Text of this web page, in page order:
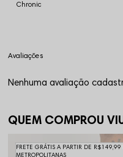
Chronic
Nenhuma avaliação
QUEM COMPROU
FRETE GRÁTIS A PARTIR DE
METROPOLITANAS